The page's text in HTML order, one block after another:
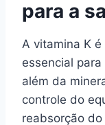
para a
A vitamina K
essencial
além da
controle do
reabsorção